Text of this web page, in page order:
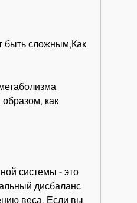
быть сложным,Как
как
системы - это
дисбаланс
веса. Если вы